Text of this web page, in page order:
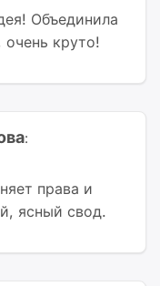
Объединила
очень круто!
:
права и
ясный свод.